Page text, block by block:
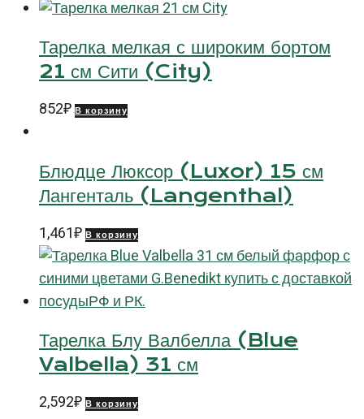
Тарелка мелкая с широким бортом
21 см Сити (City)
852₽ В корзину
Блюдце Люксор (Luxor) 15 см
Лангенталь (Langenthal)
1,461₽ В корзину
Тарелка Блу Валбелла (Blue
Valbella) 31 см
2,592₽ В корзину